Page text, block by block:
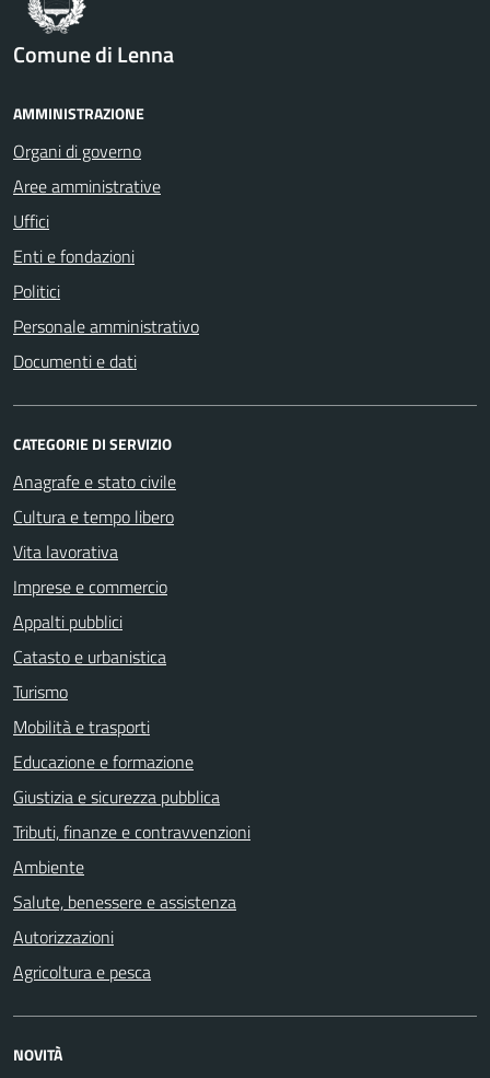
Comune di Lenna
AMMINISTRAZIONE
Organi di governo
Aree amministrative
Uffici
Enti e fondazioni
Politici
Personale amministrativo
Documenti e dati
CATEGORIE DI SERVIZIO
Anagrafe e stato civile
Cultura e tempo libero
Vita lavorativa
Imprese e commercio
Appalti pubblici
Catasto e urbanistica
Turismo
Mobilità e trasporti
Educazione e formazione
Giustizia e sicurezza pubblica
Tributi, finanze e contravvenzioni
Ambiente
Salute, benessere e assistenza
Autorizzazioni
Agricoltura e pesca
NOVITÀ